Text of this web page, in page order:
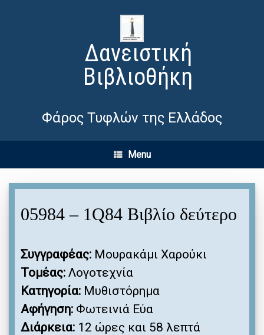
Δανειστική
Βιβλιοθήκη
Φάρος Τυφλών της Ελλάδος
Menu
05984 – 1Q84 Βιβλίο δεύτερο
Συγγραφέας: Μουρακάμι Χαρούκι
Τομέας: Λογοτεχνία
Κατηγορία: Μυθιστόρημα
Αφήγηση: Φωτεινιά Εύα
Διάρκεια: 12 ώρες και 58 λεπτά